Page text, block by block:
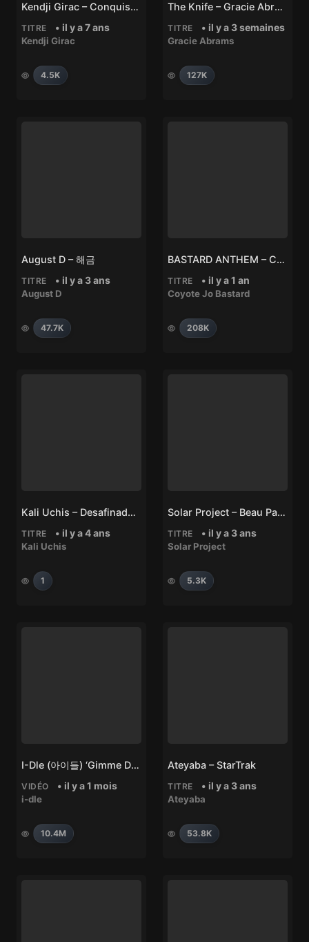
Kendji Girac – Conquistador
TITRE • il y a 7 ans
Kendji Girac
4.5K
The Knife – Gracie Abrams
TITRE • il y a 3 semaines
Gracie Abrams
127K
August D – 해금
TITRE • il y a 3 ans
August D
47.7K
BASTARD ANTHEM – COYOTE JO BASTARD
TITRE • il y a 1 an
Coyote Jo Bastard
208K
Kali Uchis – Desafinado (From ‘Minions: The Rise Of Gru’ Soundtrack)
TITRE • il y a 4 ans
Kali Uchis
1
Solar Project – Beau Parleur
TITRE • il y a 3 ans
Solar Project
5.3K
I-Dle (아이들) ‘Gimme Dat Love’
VIDÉO • il y a 1 mois
i-dle
10.4M
Ateyaba – StarTrak
TITRE • il y a 3 ans
Ateyaba
53.8K